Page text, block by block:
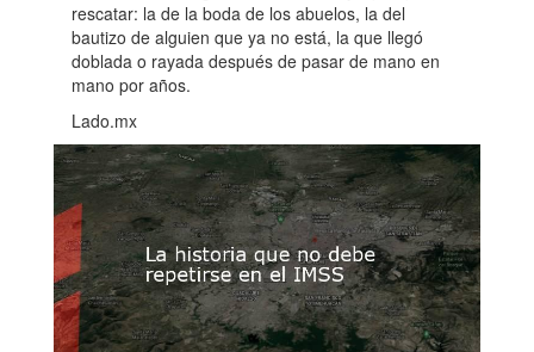
rescatar: la de la boda de los abuelos, la del
bautizo de alguien que ya no está, la que llegó
doblada o rayada después de pasar de mano en
mano por años.
Lado.mx